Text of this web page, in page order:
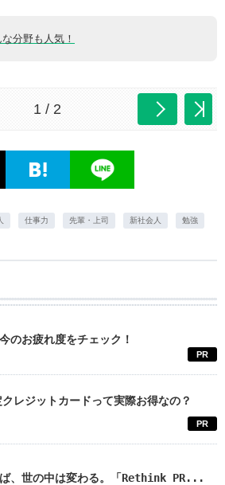
な分野も人気！
1 / 2
仕事力 先輩・上司 新社会人 勉強
のお疲れ度をチェック！
PR
レジットカードって実際お得なの？
PR
、世の中は変わる。「Rethink PR...